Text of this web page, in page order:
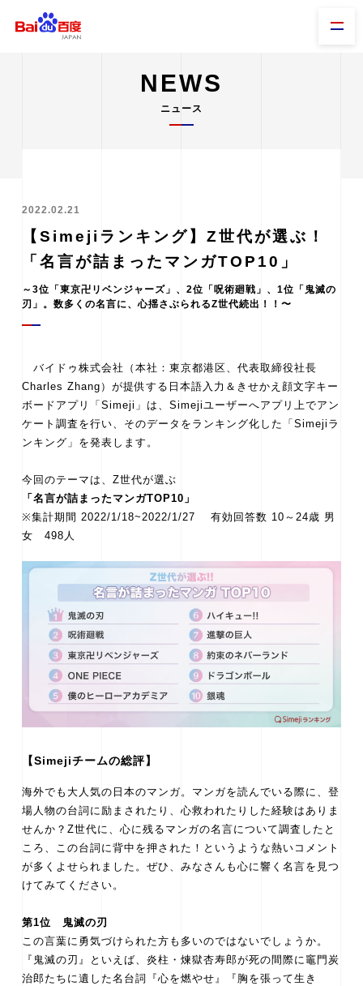
NEWS
ニュース
2022.02.21
【Simejiランキング】Z世代が選ぶ！
「名言が詰まったマンガTOP10」
～3位「東京卍リベンジャーズ」、2位「呪術廻戦」、1位「鬼滅の
刃」。数多くの名言に、心揺さぶられるZ世代続出！！〜
バイドゥ株式会社（本社：東京都港区、代表取締役社長
Charles Zhang）が提供する日本語入力＆きせかえ顔文字キー
ボードアプリ「Simeji」は、Simejiユーザーへアプリ上でアン
ケート調査を行い、そのデータをランキング化した「Simejiラ
ンキング」を発表します。
今回のテーマは、Z世代が選ぶ
「名言が詰まったマンガTOP10」
※集計期間 2022/1/18~2022/1/27 有効回答数 10～24歳 男
女 498人
【Simejiチームの総評】
海外でも大人気の日本のマンガ。マンガを読んでいる際に、登
場人物の台詞に励まされたり、心救われたりした経験はありま
せんか？Z世代に、心に残るマンガの名言について調査したと
ころ、この台詞に背中を押された！というような熱いコメント
が多くよせられました。ぜひ、みなさんも心に響く名言を見つ
けてみてください。
第1位 鬼滅の刃
この言葉に勇気づけられた方も多いのではないでしょうか。
『鬼滅の刃』といえば、炎柱・煉獄杏寿郎が死の間際に竈門炭
治郎たちに遺した名台詞『心を燃やせ』『胸を張って生き